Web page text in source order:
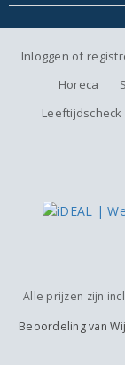
Inloggen of
Horeca
Leeftijdscheck
Alle prijzen zijn
Beoordeling van